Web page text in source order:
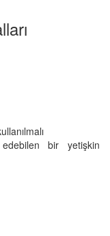
bir yetişkin